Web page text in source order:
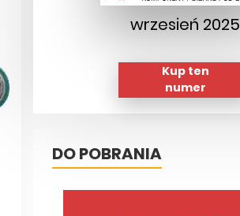
wrzesień 2025
Kup ten
numer
DO POBRANIA